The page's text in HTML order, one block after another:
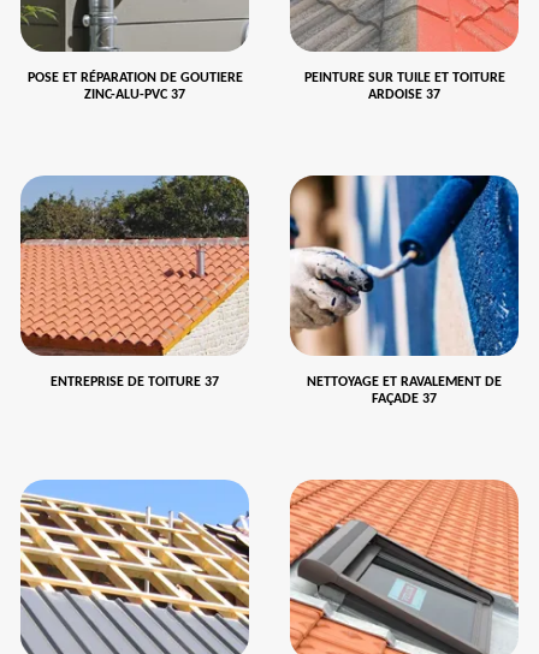
POSE ET RÉPARATION DE GOUTIERE
ZINC-ALU-PVC 37
PEINTURE SUR TUILE ET TOITURE
ARDOISE 37
ENTREPRISE DE TOITURE 37
NETTOYAGE ET RAVALEMENT DE
FAÇADE 37